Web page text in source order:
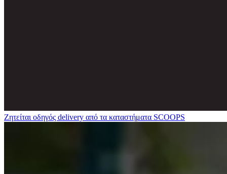
Ζητείται οδηγός delivery από τα καταστήματα SCOOPS